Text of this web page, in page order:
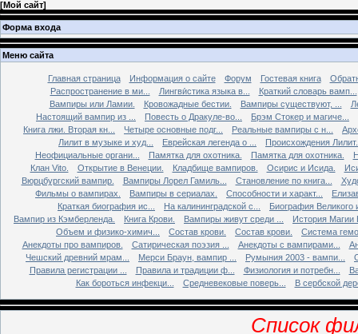
[Мой сайт]
Форма входа
Меню сайта
Главная страница Информация о сайте Форум Гостевая книга
Распространение в ми...
Лингви́стика языка в...
Краткий словарь вамп...
Вампиры или Ламии.
Кровожадные бестии. Вампиры существуют, ...
Настоящий вампир из ...
Повесть о Дракуле-во...
Брэм Стокер и магиче...
Книга лжи. Втоpая кн...
Четыре основные подг... Реальные вампиры с н...
Лилит в музыке и худ...
Еврейская легенда о ...
Происхождения Лилит.
Неофициальные органи...
Памятка для охотника. Памятка для охотника.
Клан Vito.
Открытие в Венеции. Кладбище вампиров. Осирис и Исида.
Вюрцбургский вампир.
Вампиры Лорел Гамиль... Становление по книга...
Фильмы о вампирах.
Вампиры в сериалах. Способности и характ...
Краткая биография ис...
На калининградской с...
Биография Великого
Вампир из Кэмберленда.
Книга Крови. Вампиры живут среди ...
История Магии
Объем и физико-химич...
Состав крови. Состав крови.
Система
Анекдоты про вампиров.
Сатирическая поэзия ... Анекдоты с вампирами...
Чешский древний мрам...
Мерси Браун, вампир ... Румыния 2003 - вампи...
Правила регистрации ...
Правила и традиции ф... Физиология и потребн...
Как бороться инфекци...
Средневековые поверь... В сербской
Список